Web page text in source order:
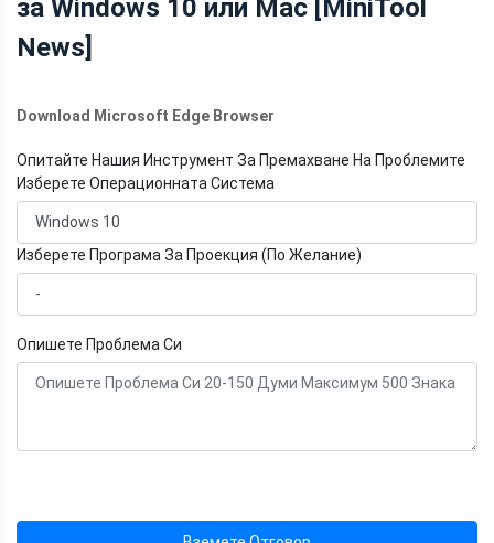
за Windows 10 или Mac [MiniTool
News]
Download Microsoft Edge Browser
Опитайте Нашия Инструмент За Премахване На Проблемите
Изберете Операционната Система
Изберете Програма За Проекция (По Желание)
Опишете Проблема Си